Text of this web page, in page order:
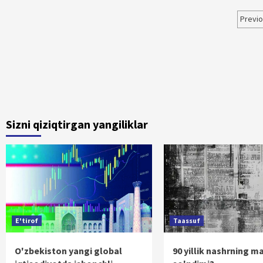
Sizni qiziqtirgan yangiliklar
E'tirof
O'zbekiston yangi global
Taassuf
90 yillik nashrning